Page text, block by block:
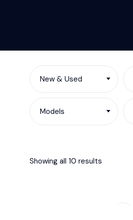
New & Used
Models
Showing all 10 results